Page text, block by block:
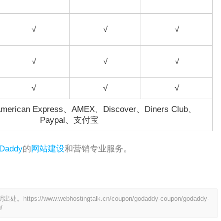
√ √ √
√ √ √
√ √ √
Express、AMEX、Discover、Diners Club、
Paypal、支付宝
的网站建设和营销专业服务。
处。
https://www.webhostingtalk.cn/coupon/godaddy-coupon/godaddy-